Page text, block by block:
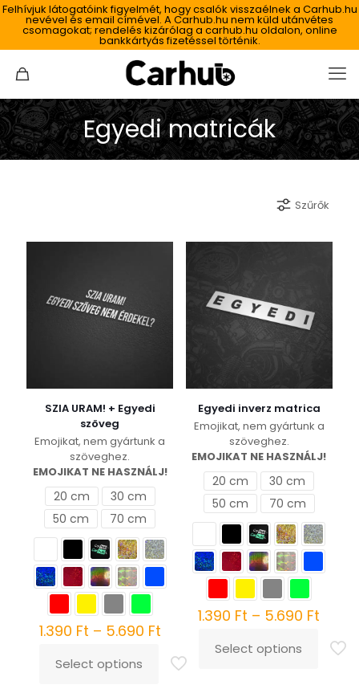
Felhívjuk látogatóink figyelmét, hogy csalók visszaélnek a Carhub.hu
nevével és email címével. A Carhub.hu nem küld utánvétes
csomagokat; rendelés kizárólag a carhub.hu oldalon, online
bankkártyás fizetéssel történik.
Egyedi matricák
Szűrők
SZIA URAM! + Egyedi
szöveg
Emojikat, nem gyártunk a
szöveghez.
EMOJIKAT NE HASZNÁLJ!
20 cm
30 cm
50 cm
70 cm
1.390 Ft – 5.690 FtÁrtartomány:
5.690 Ft
Select options
Ennek
Egyedi inverz matrica
Emojikat, nem gyártunk a
szöveghez.
EMOJIKAT NE HASZNÁLJ!
20 cm
30 cm
50 cm
70 cm
1.390 Ft – 5.690 Ft
Select options
Ennek